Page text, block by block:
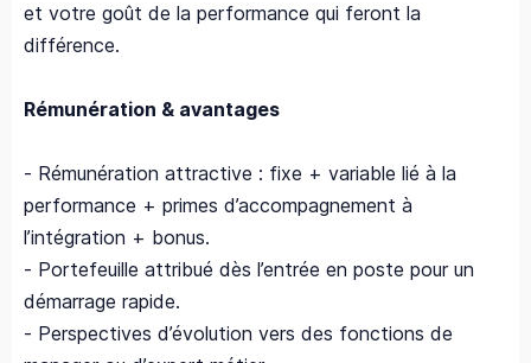
et votre goût de la performance qui feront la
différence.
Rémunération & avantages
- Rémunération attractive : fixe + variable lié à la
performance + primes d’accompagnement à
l’intégration + bonus.
- Portefeuille attribué dès l’entrée en poste pour un
démarrage rapide.
- Perspectives d’évolution vers des fonctions de